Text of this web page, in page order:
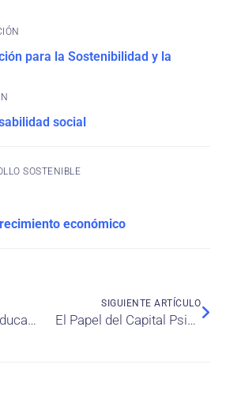
para la Sostenibilidad y la
social
SOSTENIBLE
económico
Deserción en la educación superior y salud mental: Estudio bibliométrico
SIGUIENTE ARTÍCULO
El Papel del Capital Psicológico en la Reducción del Estrés Laboral: La Clave del Liderazgo Auténtico y la Influencia del Género